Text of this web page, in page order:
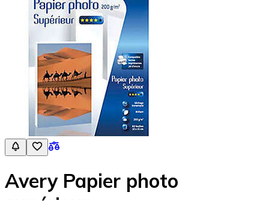
Avery Papier photo